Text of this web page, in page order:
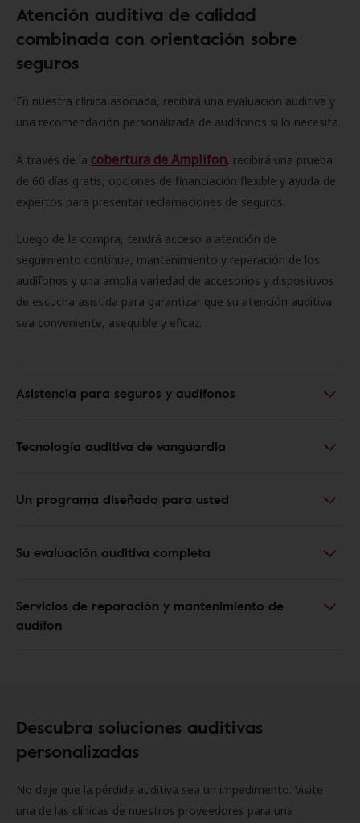
Atención auditiva de calidad
combinada con orientación sobre
seguros
En nuestra clínica asociada, recibirá una evaluación auditiva y
una recomendación personalizada de audífonos si lo necesita.
A través de la cobertura de Amplifon, recibirá una prueba
de 60 días gratis, opciones de financiación flexible y ayuda de
expertos para presentar reclamaciones de seguros.
Luego de la compra, tendrá acceso a atención de
seguimiento continua, mantenimiento y reparación de los
audífonos y una amplia variedad de accesorios y dispositivos
de escucha asistida para garantizar que su atención auditiva
sea conveniente, asequible y eficaz.
Asistencia para seguros y audífonos
Tecnología auditiva de vanguardia
Un programa diseñado para usted
Su evaluación auditiva completa
Servicios de reparación y mantenimiento de
audífon
Descubra soluciones auditivas
personalizadas
No deje que la pérdida auditiva sea un impedimento. Visite
una de las clínicas de nuestros proveedores para una